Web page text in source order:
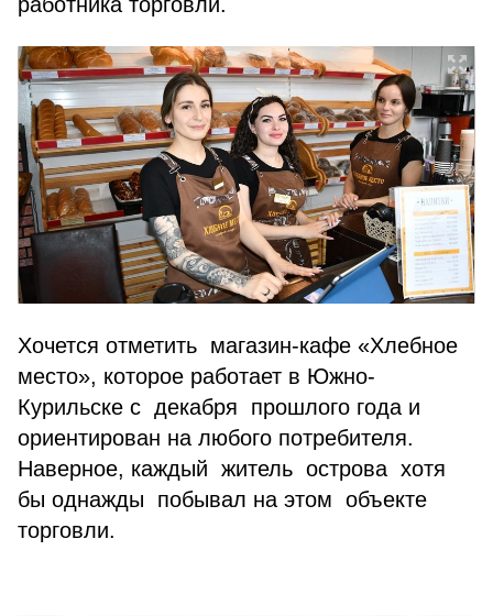
Хочется отметить магазин-кафе «Хлебное
место», которое работает в Южно-
Курильске с декабря прошлого года и
ориентирован на любого потребителя.
Наверное, каждый житель острова хотя
бы однажды побывал на этом объекте
торговли.